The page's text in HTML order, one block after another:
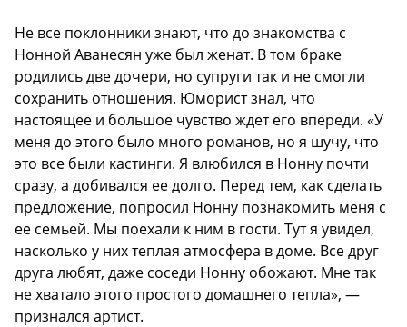
Не все поклонники знают, что до знакомства с
Нонной Аванесян уже был женат. В том браке
родились две дочери, но супруги так и не смогли
сохранить отношения. Юморист знал, что
настоящее и большое чувство ждет его впереди. «У
меня до этого было много романов, но я шучу, что
это все были кастинги. Я влюбился в Нонну почти
сразу, а добивался ее долго. Перед тем, как сделать
предложение, попросил Нонну познакомить меня с
ее семьей. Мы поехали к ним в гости. Тут я увидел,
насколько у них теплая атмосфера в доме. Все друг
друга любят, даже соседи Нонну обожают. Мне так
не хватало этого простого домашнего тепла», —
признался артист.